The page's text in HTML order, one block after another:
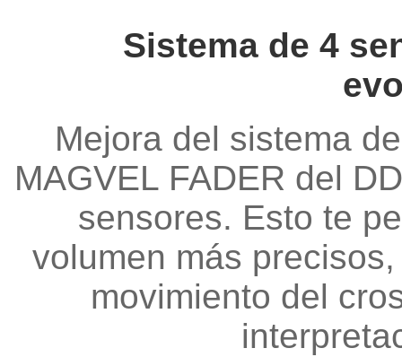
Sistema de 4
Mejora del sistema
MAGVEL FADER del
sensores. Esto te
volumen más
movimiento del